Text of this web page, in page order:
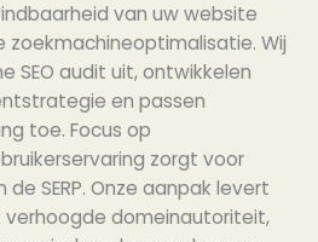
van uw website
Wij
SEO audit uit, ontwikkelen
en passen
toe. Focus op
zorgt voor
SERP. Onze aanpak levert
verhoogde domeinautoriteit,